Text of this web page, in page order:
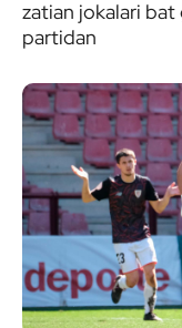
zatian jokalari
partidan